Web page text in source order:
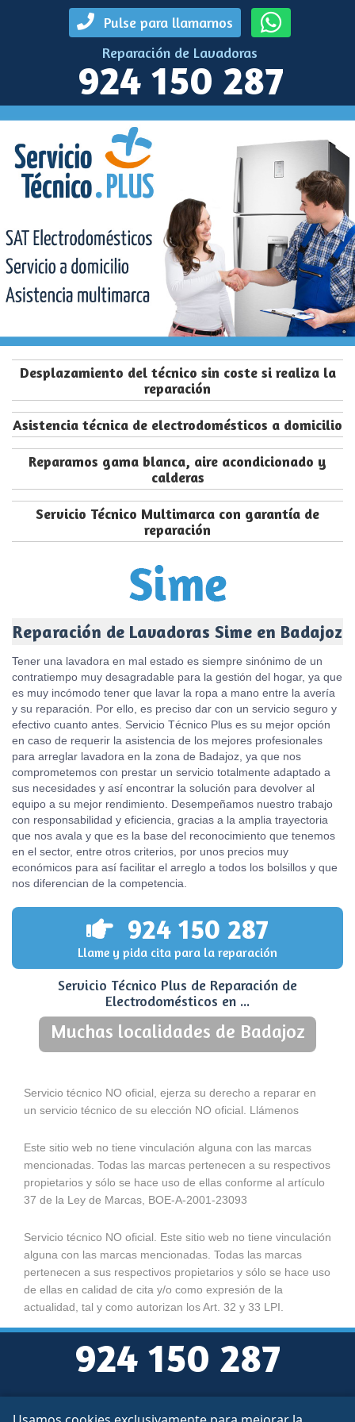
Pulse para llamarnos
Reparación de Lavadoras
924 150 287
Desplazamiento del técnico sin coste si realiza la
reparación
Asistencia técnica de electrodomésticos a domicilio
Reparamos gama blanca, aire acondicionado y
calderas
Servicio Técnico Multimarca con garantía de
reparación
Reparación de Lavadoras Sime en Badajoz
Tener una lavadora en mal estado es siempre sinónimo de un
contratiempo muy desagradable para la gestión del hogar, ya que
es muy incómodo tener que lavar la ropa a mano entre la avería
y su reparación. Por ello, es preciso dar con un servicio seguro y
efectivo cuanto antes. Servicio Técnico Plus es su mejor opción
en caso de requerir la asistencia de los mejores profesionales
para arreglar lavadora en la zona de Badajoz, ya que nos
comprometemos con prestar un servicio totalmente adaptado a
sus necesidades y así encontrar la solución para devolver al
equipo a su mejor rendimiento. Desempeñamos nuestro trabajo
con responsabilidad y eficiencia, gracias a la amplia trayectoria
que nos avala y que es la base del reconocimiento que tenemos
en el sector, entre otros criterios, por unos precios muy
económicos para así facilitar el arreglo a todos los bolsillos y que
nos diferencian de la competencia.
924 150 287
Llame y pida cita para la reparación
Servicio Técnico Plus de Reparación de
Electrodomésticos en ...
Muchas localidades de Badajoz
Servicio técnico NO oficial, ejerza su derecho a reparar en
un servicio técnico de su elección NO oficial. Llámenos
Este sitio web no tiene vinculación alguna con las marcas
mencionadas. Todas las marcas pertenecen a su respectivos
propietarios y sólo se hace uso de ellas conforme al artículo
37 de la Ley de Marcas, BOE-A-2001-23093
Servicio técnico NO oficial. Este sitio web no tiene vinculación
alguna con las marcas mencionadas. Todas las marcas
pertenecen a sus respectivos propietarios y sólo se hace uso
de ellas en calidad de cita y/o como expresión de la
actualidad, tal y como autorizan los Art. 32 y 33 LPI.
924 150 287
Aviso legal